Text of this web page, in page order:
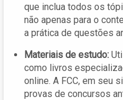
que inclua todos os
não apenas para o
a prática de questões
Materiais de estudo:
como livros
online. A FCC, em seu
provas de concursos